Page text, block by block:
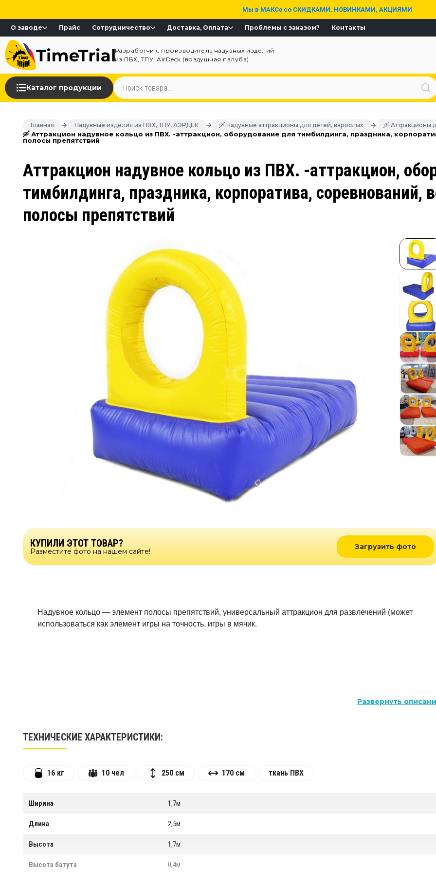
Мы в МАКСе со СКИДКАМИ, НОВИНКАМИ, АКЦИЯМИ
О заводе Прайс Сотрудничество Доставка, Оплата Проблемы с заказом? Контакты
Разработчик, производитель надувных изделий
из ПВХ, ТПУ, AirDeck (воздушная палуба)
Каталог продукции
Главная Надувные изделия из ПВХ, ТПУ, АЭРДЕК 🛶 Надувные аттракционы для детей, взрослых 🛶 Аттракционы
🛶 Аттракцион надувное кольцо из ПВХ. -аттракцион, оборудование для тимбилдинга, праздника,
полосы препятствий
Аттракцион надувное кольцо из ПВХ. -аттракцион,
тимбилдинга, праздника, корпоратива, соревнований,
полосы препятствий
КУПИЛИ ЭТОТ ТОВАР?
Разместите фото на нашем сайте!
Загрузить фото
Надувное кольцо — элемент полосы препятствий, универсальный аттракцион для развлечений (может
использоваться как элемент игры на точность, игры в мячик.
Развернуть
ТЕХНИЧЕСКИЕ ХАРАКТЕРИСТИКИ:
16 кг 10 чел 250 см 170 см ткань ПВХ
Ширина 1,7м
Длина 2,5м
Высота 1,7м
Высота батута 0,4м